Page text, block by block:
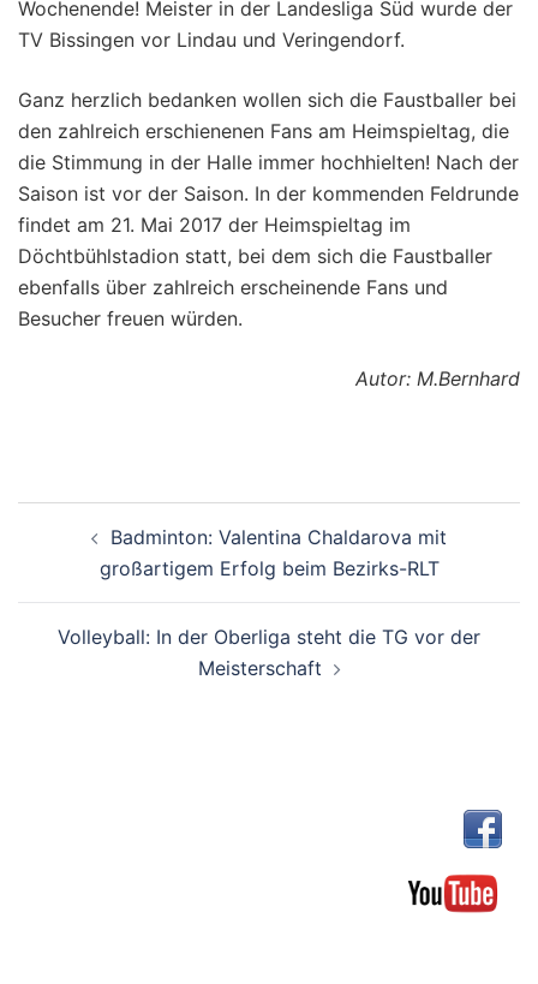
Wochenende! Meister in der Landesliga Süd wurde der
TV Bissingen vor Lindau und Veringendorf.
Ganz herzlich bedanken wollen sich die Faustballer bei
den zahlreich erschienenen Fans am Heimspieltag, die
die Stimmung in der Halle immer hochhielten! Nach der
Saison ist vor der Saison. In der kommenden Feldrunde
findet am 21. Mai 2017 der Heimspieltag im
Döchtbühlstadion statt, bei dem sich die Faustballer
ebenfalls über zahlreich erscheinende Fans und
Besucher freuen würden.
Autor: M.Bernhard
Badminton: Valentina Chaldarova mit
großartigem Erfolg beim Bezirks-RLT
Volleyball: In der Oberliga steht die TG vor der
Meisterschaft